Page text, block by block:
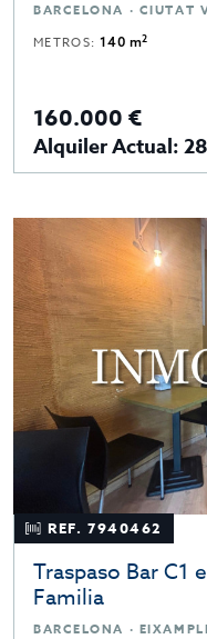
BARCELONA · CIUTAT
METROS:140 m2
160.000 €
Alquiler Actual:
REF. 7940462
Traspaso Bar C1
Familia
BARCELONA ·